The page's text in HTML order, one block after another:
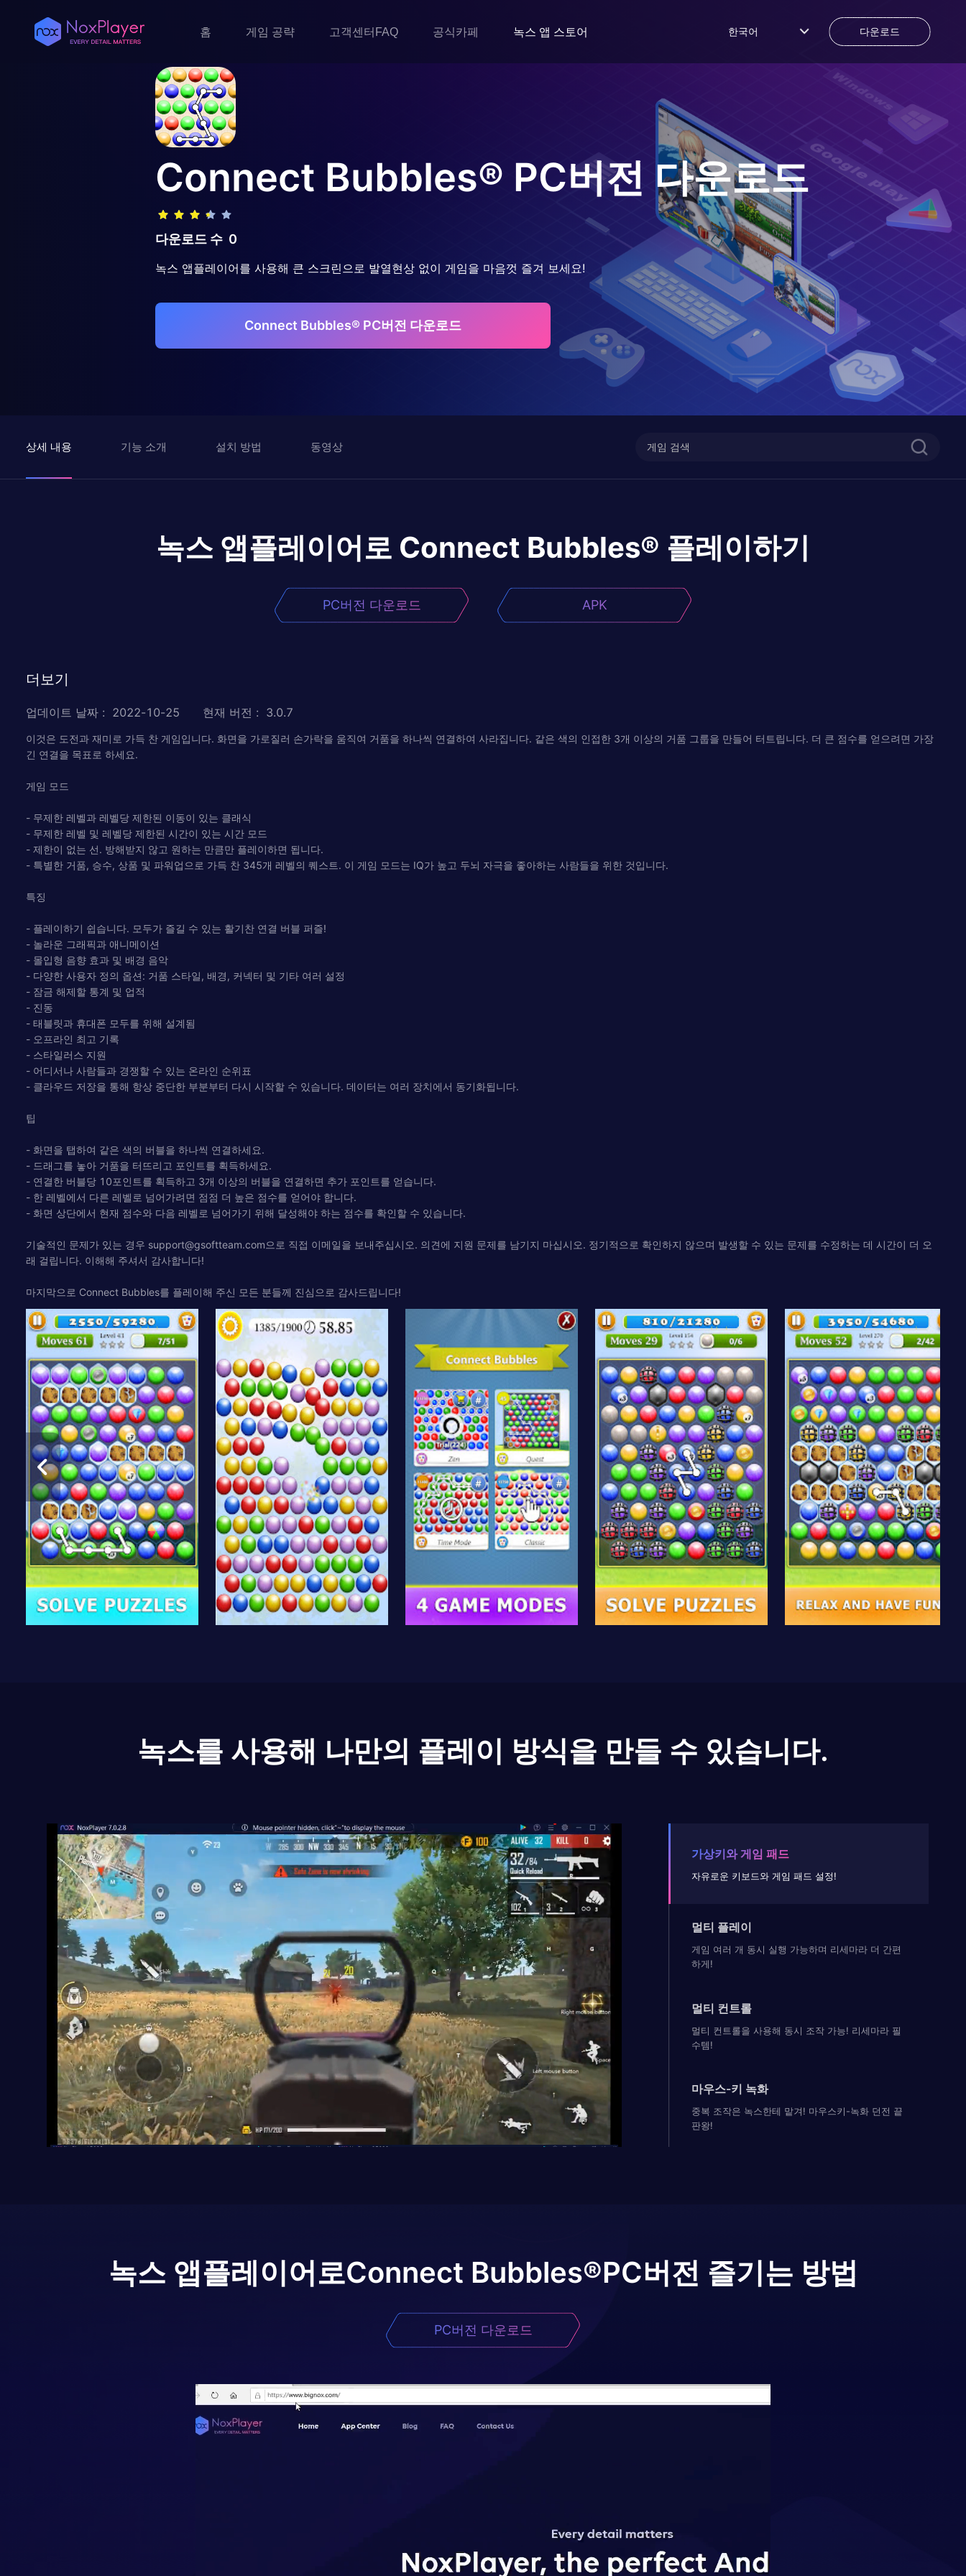
홈 게임 공략 고객센터FAQ 공식카페 녹스 앱 스토어 한국어 다운로드
Connect Bubbles® PC버전 다운로드
다운로드 수 0
녹스 앱플레이어를 사용해 큰 스크린으로 발열현상 없이 게임을 마음껏 즐겨 보세요!
Connect Bubbles® PC버전 다운로드
상세 내용 기능 소개 설치 방법 동영상
녹스 앱플레이어로 Connect Bubbles® 플레이하기
PC버전 다운로드 APK
더보기
업데이트 날짜 : 2022-10-25 현재 버전 : 3.0.7
이것은 도전과 재미로 가득 찬 게임입니다. 화면을 가로질러 손가락을 움직여 거품을 하나씩 연결하여 사라집니다. 같은 색의 인접한 3개 이상의 거품 그룹을 만들어 터트립니다. 더 큰 점수를 얻으려면 가장
긴 연결을 목표로 하세요.
게임 모드
- 무제한 레벨과 레벨당 제한된 이동이 있는 클래식
- 무제한 레벨 및 레벨당 제한된 시간이 있는 시간 모드
- 제한이 없는 선. 방해받지 않고 원하는 만큼만 플레이하면 됩니다.
- 특별한 거품, 승수, 상품 및 파워업으로 가득 찬 345개 레벨의 퀘스트. 이 게임 모드는 IQ가 높고 두뇌 자극을 좋아하는 사람들을 위한 것입니다.
특징
- 플레이하기 쉽습니다. 모두가 즐길 수 있는 활기찬 연결 버블 퍼즐!
- 놀라운 그래픽과 애니메이션
- 몰입형 음향 효과 및 배경 음악
- 다양한 사용자 정의 옵션: 거품 스타일, 배경, 커넥터 및 기타 여러 설정
- 잠금 해제할 통계 및 업적
- 진동
- 태블릿과 휴대폰 모두를 위해 설계됨
- 오프라인 최고 기록
- 스타일러스 지원
- 어디서나 사람들과 경쟁할 수 있는 온라인 순위표
- 클라우드 저장을 통해 항상 중단한 부분부터 다시 시작할 수 있습니다. 데이터는 여러 장치에서 동기화됩니다.
팁
- 화면을 탭하여 같은 색의 버블을 하나씩 연결하세요.
- 드래그를 놓아 거품을 터뜨리고 포인트를 획득하세요.
- 연결한 버블당 10포인트를 획득하고 3개 이상의 버블을 연결하면 추가 포인트를 얻습니다.
- 한 레벨에서 다른 레벨로 넘어가려면 점점 더 높은 점수를 얻어야 합니다.
- 화면 상단에서 현재 점수와 다음 레벨로 넘어가기 위해 달성해야 하는 점수를 확인할 수 있습니다.
기술적인 문제가 있는 경우 support@gsoftteam.com으로 직접 이메일을 보내주십시오. 의견에 지원 문제를 남기지 마십시오. 정기적으로 확인하지 않으며 발생할 수 있는 문제를 수정하는 데 시간이 더 오
래 걸립니다. 이해해 주셔서 감사합니다!
마지막으로 Connect Bubbles를 플레이해 주신 모든 분들께 진심으로 감사드립니다!
녹스를 사용해 나만의 플레이 방식을 만들 수 있습니다.
가상키와 게임 패드
자유로운 키보드와 게임 패드 설정!
멀티 플레이
게임 여러 개 동시 실행 가능하며 리세마라 더 간편
하게!
멀티 컨트롤
멀티 컨트롤을 사용해 동시 조작 가능! 리세마라 필
수템!
마우스-키 녹화
중복 조작은 녹스한테 맡겨! 마우스키-녹화 던전 끝
판왕!
녹스 앱플레이어로Connect Bubbles®PC버전 즐기는 방법
PC버전 다운로드